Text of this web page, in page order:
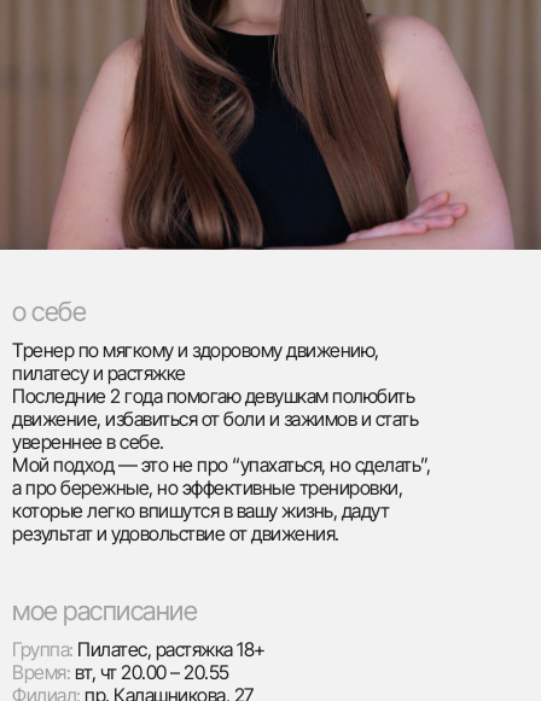
Группа: Пилатес, растяжка 18+
Время: вт, чт 20.00 – 20.55
Филиал: пр. Калашникова, 27
Тренер по мягкому и здоровому движению,
пилатесу и растяжке
Последние 2 года помогаю девушкам полюбить
движение, избавиться от боли и зажимов и стать
увереннее в себе.
Мой подход — это не про “упахаться, но сделать”,
а про бережные, но эффективные тренировки,
которые легко впишутся в вашу жизнь, дадут
результат и удовольствие от движения.
о себе
мое расписание